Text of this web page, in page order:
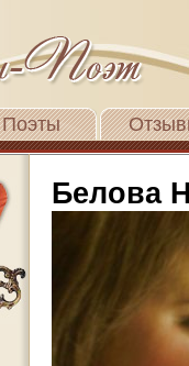
Поэты
Белова